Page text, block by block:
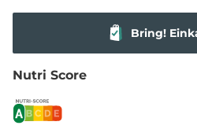
Bring!
Nutri Score